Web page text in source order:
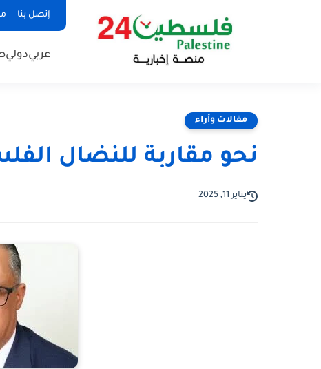
إتصل بنا
عربيدولي
مقالات وأراء
نحو مقاربة للنضال
يناير 11, 2025